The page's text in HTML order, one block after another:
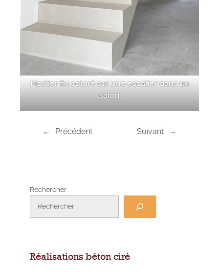
Mortier fin coloré sur une escalier dans un
salon
← Précédent Suivant →
Rechercher
Réalisations béton ciré